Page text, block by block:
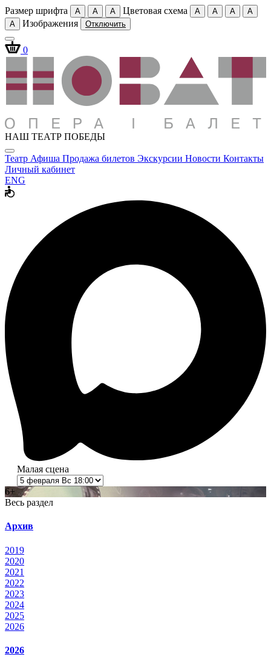
Размер шрифта A A A Цветовая схема A A A
A
A
Изображения Отключить
0
НАШ ТЕАТР ПОБЕДЫ
Театр Афиша Продажа билетов Экскурсии Новости Контакты
Личный кабинет
ENG
Малая сцена
6+
Весь раздел
Архив
2019
2020
2021
2022
2023
2024
2025
2026
2026